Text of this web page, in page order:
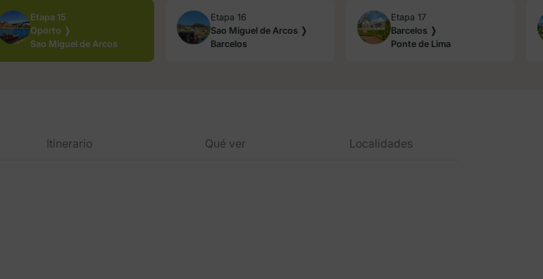
Etapa 15
Oporto ❭
Sao Miguel de Arcos
Etapa 16
Sao Miguel de Arcos ❭
Barcelos
Etapa 17
Barcelos ❭
Ponte de Lima
Itinerario Qué ver Localidades